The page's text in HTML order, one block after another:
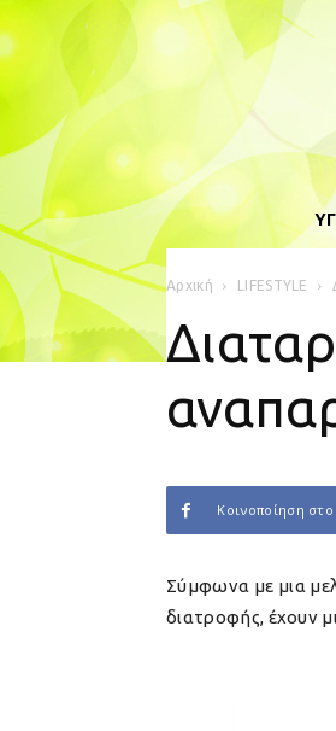
Αρχική LIFESTYLE
Κοινοποίηση
Σύμφωνα με μια
διατροφής, έχουν